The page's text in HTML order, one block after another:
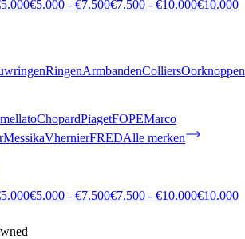
€5.000 - €7.500€7.500 - €10.000€10.000
RingenArmbandenColliersOorknoppen
ChopardPiagetFOPEMarco
MessikaVhernierFREDAlle merken
€5.000 - €7.500€7.500 - €10.000€10.000